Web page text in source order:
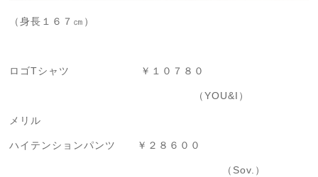
（身長１６７㎝）
ロゴTシャツ ￥１０７８０
（YOU&I）
メリル
ハイテンションパンツ ￥２８６００
（Sov.）